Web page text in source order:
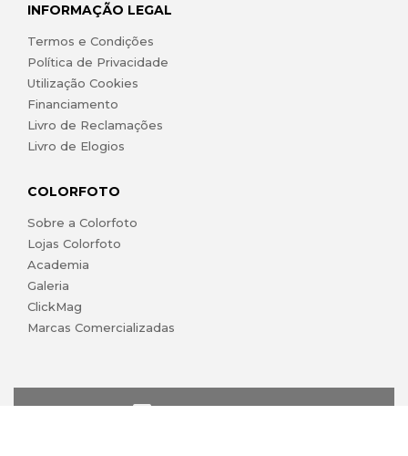
INFORMAÇÃO LEGAL
Termos e Condições
Política de Privacidade
Utilização Cookies
Financiamento
Livro de Reclamações
Livro de Elogios
COLORFOTO
Sobre a Colorfoto
Lojas Colorfoto
Academia
Galeria
ClickMag
Marcas Comercializadas
lojaonline@colorfoto.pt